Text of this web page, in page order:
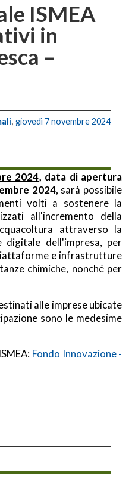
ISMEA
in
–
giovedì 7 novembre 2024
,
2024, data di apertura
2024, sarà possibile
volti a sostenere la
all'incremento della
attraverso la
dell'impresa, per
e infrastrutture
chimiche, nonché per
alle imprese ubicate
sono le medesime
Fondo Innovazione -